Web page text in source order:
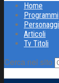
Home
Programmi
Personaggi
Articoli
Tv Titoli
Cerca nel sito